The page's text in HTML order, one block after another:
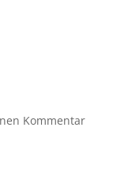
Kommentar